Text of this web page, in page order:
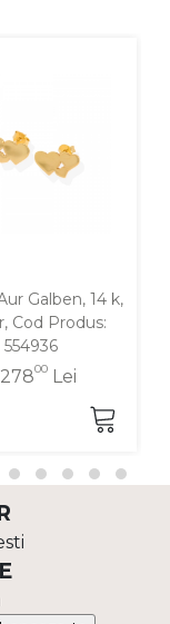
Galben, 14 k,
Cod Produs:
554936
00 Lei